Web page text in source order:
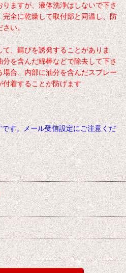
ますが、液体洗浄はしないで下さ
全に乾燥して取付部と同温し、防
さい。
、錆びを誘発することがありま
を含んだ綿棒などで除去して下さ
合、内部に油分を含んだスプレー
着することが防げます
す。メール受信設定にご注意くだ